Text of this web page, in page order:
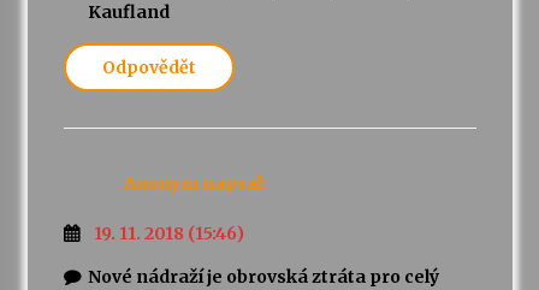
Kaufland
Odpovědět
Anonym napsal:
19. 11. 2018 (15:46)
Nové nádraží je obrovská ztráta pro celý